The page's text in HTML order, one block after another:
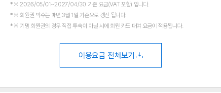
※ 2026/05/01~2027/04/30 기준 요금(VAT 포함) 입니다.
※ 회원권 박수는 매년 3월 1일 기준으로 갱신 됩니다.
※ 기명 회원권의 경우 직접 투숙이 아닐 시에 회원 카드 대여 요금이 적용됩니다.
이용요금 전체보기